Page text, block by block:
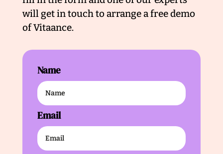
will get in touch to arrange a free demo
of Vitaance.
Name
Email